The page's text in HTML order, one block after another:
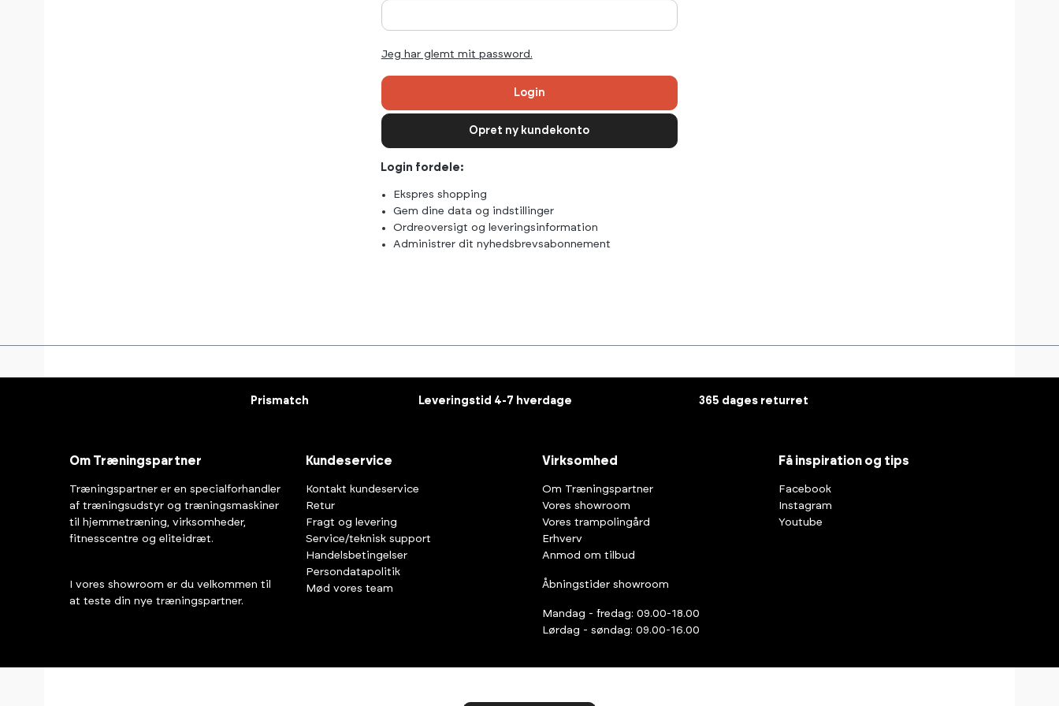
Jeg har glemt mit password.
Login
Opret ny kundekonto
Login fordele:
Ekspres shopping
Gem dine data og indstillinger
Ordreoversigt og leveringsinformation
Administrer dit nyhedsbrevsabonnement
Prismatch Leveringstid 4-7 hverdage 365 dages returret
Om Træningspartner
Træningspartner er en specialforhandler
af træningsudstyr og træningsmaskiner
til hjemmetræning, virksomheder,
fitnesscentre og eliteidræt.
I vores showroom er du velkommen til
at teste din nye træningspartner.
Kundeservice
Kontakt kundeservice
Retur
Fragt og levering
Service/teknisk support
Handelsbetingelser
Persondatapolitik
Mød vores team
Virksomhed
Om Træningspartner
Vores showroom
Vores trampolingård
Erhverv
Anmod om tilbud
Åbningstider showroom
Mandag - fredag: 09.00-18.00
Lørdag - søndag: 09.00-16.00
Få inspiration og tips
Facebook
Instagram
Youtube